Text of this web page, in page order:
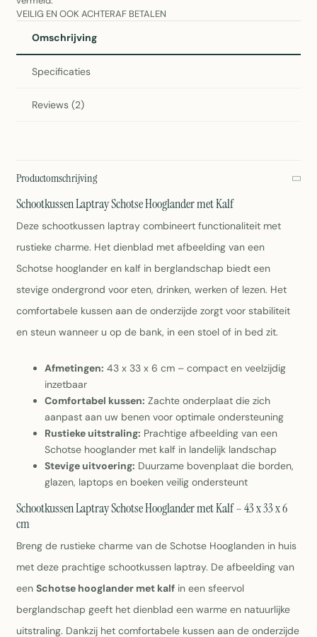
VEILIG EN OOK ACHTERAF BETALEN
Omschrijving
Specificaties
Reviews (2)
Productomschrijving
Schootkussen Laptray Schotse Hooglander met Kalf
Deze schootkussen laptray combineert functionaliteit met
rustieke charme. Het dienblad met afbeelding van een
Schotse hooglander en kalf in berglandschap biedt een
stevige ondergrond voor eten, drinken, werken of lezen. Het
comfortabele kussen aan de onderzijde zorgt voor stabiliteit
en steun wanneer u op de bank, in een stoel of in bed zit.
Afmetingen: 43 x 33 x 6 cm – compact en veelzijdig
inzetbaar
Comfortabel kussen: Zachte onderplaat die zich
aanpast aan uw benen voor optimale ondersteuning
Rustieke uitstraling: Prachtige afbeelding van een
Schotse hooglander met kalf in landelijk landschap
Stevige uitvoering: Duurzame bovenplaat die borden,
glazen, laptops en boeken veilig ondersteunt
Schootkussen Laptray Schotse Hooglander met Kalf – 43 x 33 x 6
cm
Breng de rustieke charme van de Schotse Hooglanden in huis
met deze prachtige schootkussen laptray. De afbeelding van
een Schotse hooglander met kalf in een sfeervol
berglandschap geeft het dienblad een warme en natuurlijke
uitstraling. Dankzij het comfortabele kussen aan de onderzijde